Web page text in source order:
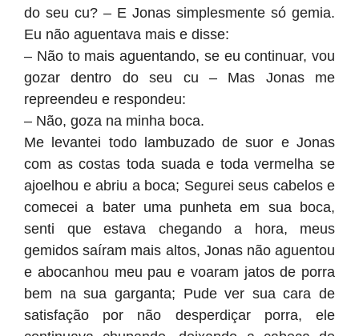
do seu cu? – E Jonas simplesmente só gemia.
Eu não aguentava mais e disse:
– Não to mais aguentando, se eu continuar, vou
gozar dentro do seu cu – Mas Jonas me
repreendeu e respondeu:
– Não, goza na minha boca.
Me levantei todo lambuzado de suor e Jonas
com as costas toda suada e toda vermelha se
ajoelhou e abriu a boca; Segurei seus cabelos e
comecei a bater uma punheta em sua boca,
senti que estava chegando a hora, meus
gemidos saíram mais altos, Jonas não aguentou
e abocanhou meu pau e voaram jatos de porra
bem na sua garganta; Pude ver sua cara de
satisfação por não desperdiçar porra, ele